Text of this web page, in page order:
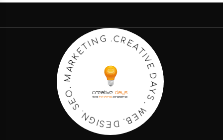
CRE ATIVE
D
A
Y
S
.
W
E
B
.
D
E
S
I
G
N
.
S
E
O
.
M
A
R
K
E
T
I
N
G
.